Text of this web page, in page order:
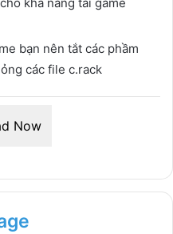
bạn nên tắt các phầm
các file c.rack
Now